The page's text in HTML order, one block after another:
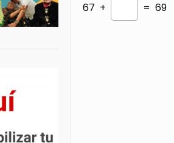
67 +
= 69